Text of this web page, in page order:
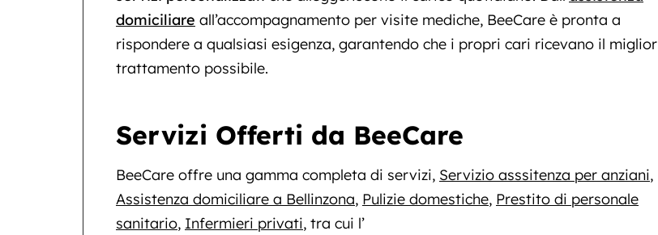
domiciliare all’accompagnamento per visite mediche, BeeCare è pronta a
rispondere a qualsiasi esigenza, garantendo che i propri cari ricevano il miglior
trattamento possibile.
Servizi Offerti da BeeCare
BeeCare offre una gamma completa di servizi, Servizio asssitenza per anziani,
Assistenza domiciliare a Bellinzona, Pulizie domestiche, Prestito di personale
sanitario, Infermieri privati, tra cui l’